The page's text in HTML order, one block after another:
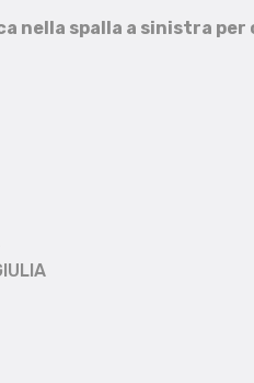
nella spalla a sinistra per